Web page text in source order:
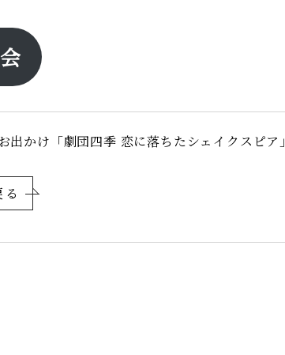
出かけ「劇団四季 恋に落ちたシェイクスピア」